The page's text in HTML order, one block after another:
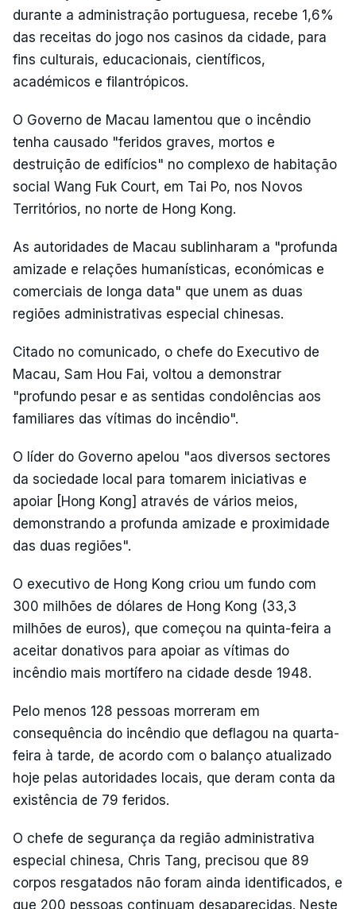
durante a administração portuguesa, recebe 1,6%
das receitas do jogo nos casinos da cidade, para
fins culturais, educacionais, científicos,
académicos e filantrópicos.
O Governo de Macau lamentou que o incêndio
tenha causado "feridos graves, mortos e
destruição de edifícios" no complexo de habitação
social Wang Fuk Court, em Tai Po, nos Novos
Territórios, no norte de Hong Kong.
As autoridades de Macau sublinharam a "profunda
amizade e relações humanísticas, económicas e
comerciais de longa data" que unem as duas
regiões administrativas especial chinesas.
Citado no comunicado, o chefe do Executivo de
Macau, Sam Hou Fai, voltou a demonstrar
"profundo pesar e as sentidas condolências aos
familiares das vítimas do incêndio".
O líder do Governo apelou "aos diversos sectores
da sociedade local para tomarem iniciativas e
apoiar [Hong Kong] através de vários meios,
demonstrando a profunda amizade e proximidade
das duas regiões".
O executivo de Hong Kong criou um fundo com
300 milhões de dólares de Hong Kong (33,3
milhões de euros), que começou na quinta-feira a
aceitar donativos para apoiar as vítimas do
incêndio mais mortífero na cidade desde 1948.
Pelo menos 128 pessoas morreram em
consequência do incêndio que deflagou na quarta-
feira à tarde, de acordo com o balanço atualizado
hoje pelas autoridades locais, que deram conta da
existência de 79 feridos.
O chefe de segurança da região administrativa
especial chinesa, Chris Tang, precisou que 89
corpos resgatados não foram ainda identificados, e
que 200 pessoas continuam desaparecidas. Neste